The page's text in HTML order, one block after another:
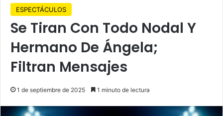
ESPECTÁCULOS
Se Tiran Con Todo Nodal Y
Hermano De Ángela;
Filtran Mensajes
1 de septiembre de 2025 1 minuto de lectura